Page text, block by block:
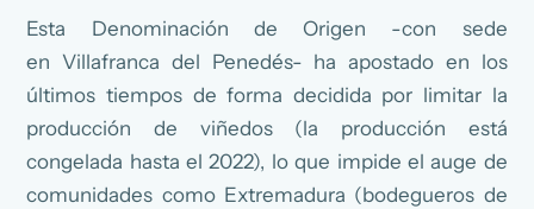
Esta Denominación de Origen -con sede
en Villafranca del Penedés- ha apostado en los
últimos tiempos de forma decidida por limitar la
producción de viñedos (la producción está
congelada hasta el 2022), lo que impide el auge de
comunidades como Extremadura (bodegueros de